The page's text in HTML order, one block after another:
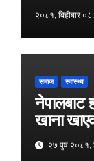
२०८१, बिहीबार
समाज स्वास्थ्य
नेपालबाट
खाना
२७ पुष २०८१,